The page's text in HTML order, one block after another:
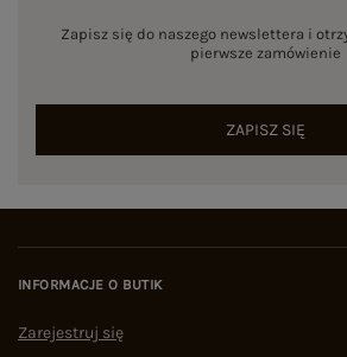
Zapisz się do naszego newslettera i
pierwsze zamówienie
ZAPISZ SIĘ
INFORMACJE O BUTIK
Zarejestruj się